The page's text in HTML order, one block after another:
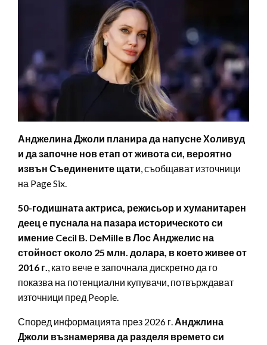
Анджелина Джоли планира да напусне Холивуд
и да започне нов етап от живота си, вероятно
извън Съединените щати, съобщават източници
на Page Six.
50-годишната актриса, режисьор и хуманитарен
деец е пуснала на пазара историческото си
имение Cecil B. DeMille в Лос Анджелис на
стойност около 25 млн. долара, в което живее от
2016 г., като вече е започнала дискретно да го
показва на потенциални купувачи, потвърждават
източници пред People.
Според информацията през 2026 г.Анджлина
Джоли възнамерява да разделя времето си